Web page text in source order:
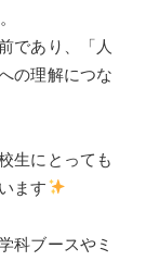
であり、「人
の理解につな
生にとっても
ます
科ブースやミ